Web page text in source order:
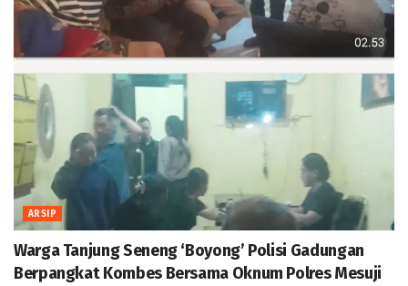
ARSIP
Warga Tanjung Seneng ‘Boyong’ Polisi Gadungan
Berpangkat Kombes Bersama Oknum Polres Mesuji